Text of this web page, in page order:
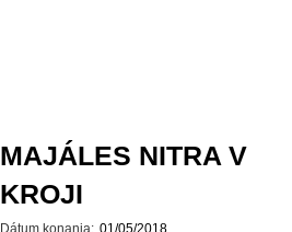
MAJÁLES NITRA V
KROJI
Dátum konania: 01/05/2018